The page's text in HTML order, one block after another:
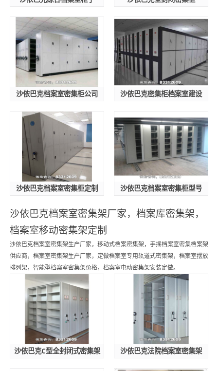
沙依巴克档案室密集柜公司 沙依巴克密集柜档案室建设
沙依巴克档案室密集柜定制 沙依巴克档案室密集柜型号
沙依巴克档案室密集架厂家，档案库密集架，
档案室移动密集架定制
沙依巴克档案室密集架生产厂家，移动式档案密集架，手摇档案室密集档案架
供应商，档案室密集架生产厂家，定做档案室专用轨道式密集架，档案室摆放
排列架，智能型档案室密集架价格，档案室电动密集架安装定做。
沙依巴克C型全封闭式密集架 沙依巴克法院档案室密集架